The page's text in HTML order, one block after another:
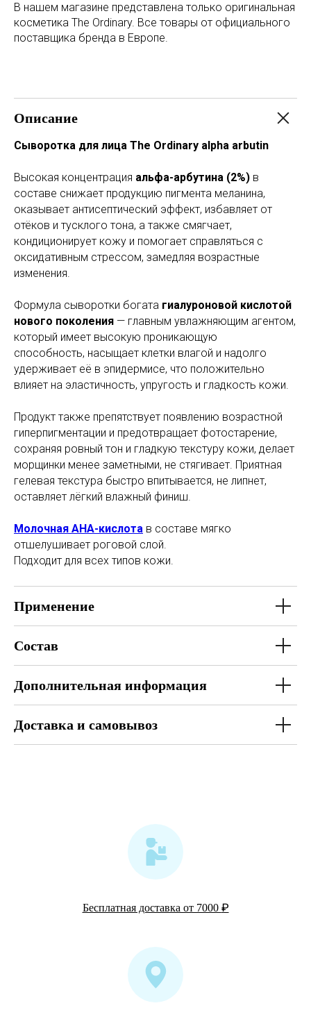
В нашем магазине представлена только оригинальная
косметика The Ordinary. Все товары от официального
поставщика бренда в Европе.
Описание
Сыворотка для лица The Ordinary alpha arbutin
Высокая концентрация альфа-арбутина (2%) в
составе снижает продукцию пигмента меланина,
оказывает антисептический эффект, избавляет от
отёков и тусклого тона, а также смягчает,
кондиционирует кожу и помогает справляться с
оксидативным стрессом, замедляя возрастные
изменения.
Формула сыворотки богата гиалуроновой кислотой
нового поколения — главным увлажняющим агентом,
который имеет высокую проникающую
способность, насыщает клетки влагой и надолго
удерживает её в эпидермисе, что положительно
влияет на эластичность, упругость и гладкость кожи.
Продукт также препятствует появлению возрастной
гиперпигментации и предотвращает фотостарение,
сохраняя ровный тон и гладкую текстуру кожи, делает
морщинки менее заметными, не стягивает. Приятная
гелевая текстура быстро впитывается, не липнет,
оставляет лёгкий влажный финиш.
Молочная AHA-кислота в составе мягко
отшелушивает роговой слой.
Подходит для всех типов кожи.
Применение
Состав
Дополнительная информация
Доставка и самовывоз
Бесплатная доставка от 7000 ₽